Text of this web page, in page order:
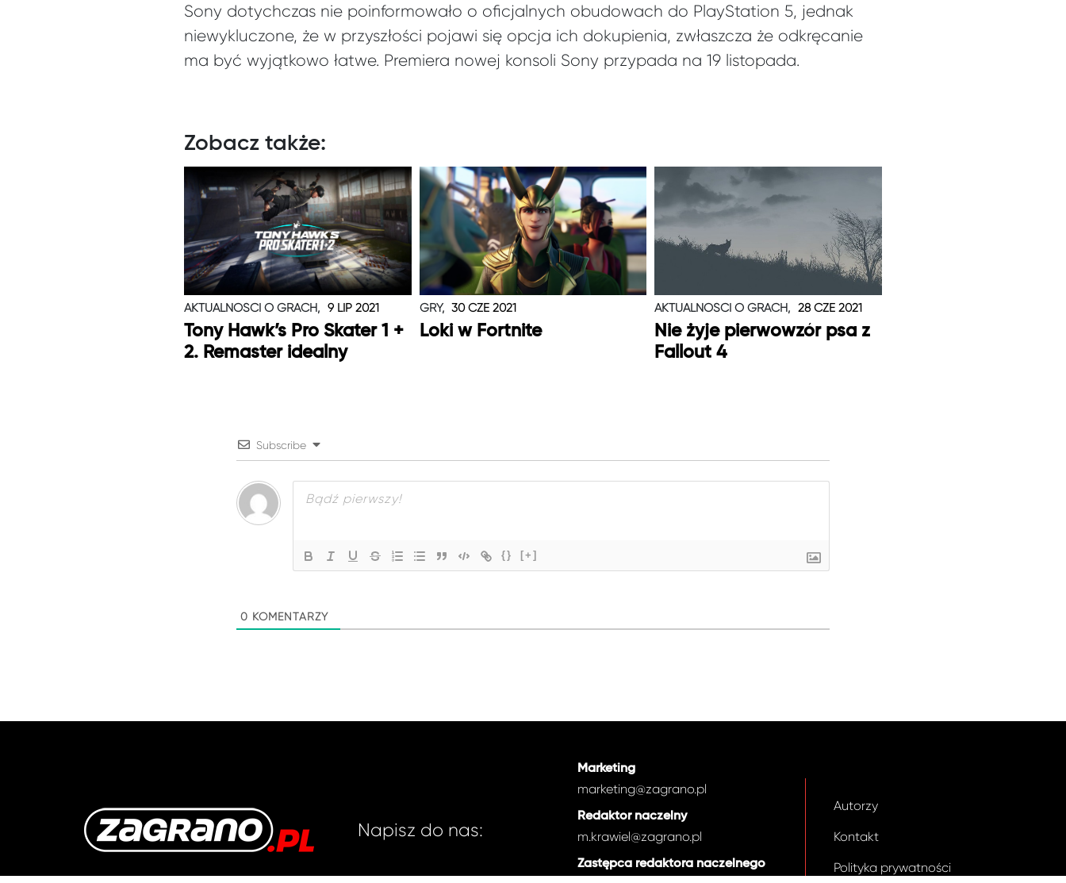
Sony dotychczas nie poinformowało o oficjalnych obudowach do PlayStation 5, jednak
niewykluczone, że w przyszłości pojawi się opcja ich dokupienia, zwłaszcza że odkręcanie
ma być wyjątkowo łatwe. Premiera nowej konsoli Sony przypada na 19 listopada.
Zobacz także:
AKTUALNOŚCI O GRACH, 9 LIP 2021
Tony Hawk’s Pro Skater 1 +
2. Remaster idealny
GRY, 30 CZE 2021
Loki w Fortnite
AKTUALNOŚCI O GRACH, 28 CZE 2021
Nie żyje pierwowzór psa z
Fallout 4
Subscribe
{} [+]
0 KOMENTARZY
Napisz do nas:
Marketing
marketing@zagrano.pl
Redaktor naczelny
m.krawiel@zagrano.pl
Zastępca redaktora naczelnego
Autorzy
Kontakt
Polityka prywatności